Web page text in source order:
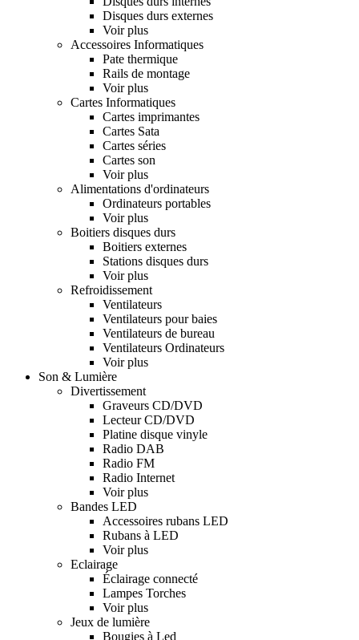
Disques durs externes
Voir plus
Accessoires Informatiques
Pate thermique
Rails de montage
Voir plus
Cartes Informatiques
Cartes imprimantes
Cartes Sata
Cartes séries
Cartes son
Voir plus
Alimentations d'ordinateurs
Ordinateurs portables
Voir plus
Boitiers disques durs
Boitiers externes
Stations disques durs
Voir plus
Refroidissement
Ventilateurs
Ventilateurs pour baies
Ventilateurs de bureau
Ventilateurs Ordinateurs
Voir plus
Son & Lumière
Divertissement
Graveurs CD/DVD
Lecteur CD/DVD
Platine disque vinyle
Radio DAB
Radio FM
Radio Internet
Voir plus
Bandes LED
Accessoires rubans LED
Rubans à LED
Voir plus
Eclairage
Éclairage connecté
Lampes Torches
Voir plus
Jeux de lumière
Bougies à Led